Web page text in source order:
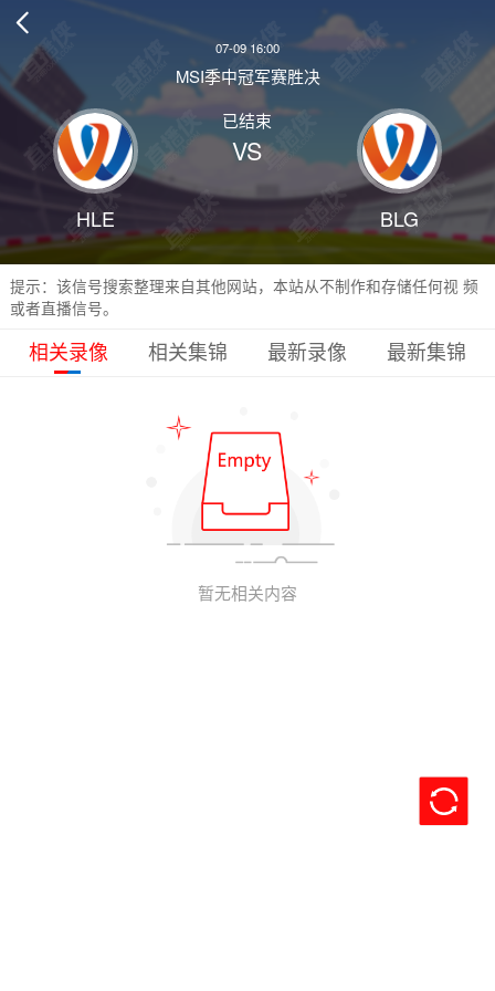

07-09 16:00
MSI季中冠军赛胜决
HLE
已结束
VS
BLG
提示：该信号搜索整理来自其他网站，本站从不制作和存储任何视 频
或者直播信号。
相关录像 相关集锦 最新录像 最新集锦
暂无相关内容